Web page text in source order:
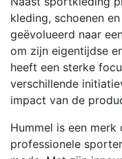
kleding, schoenen
geëvolueerd naar
om zijn eigentijdse
heeft een sterke
verschillende
impact van de
Hummel is een
professionele